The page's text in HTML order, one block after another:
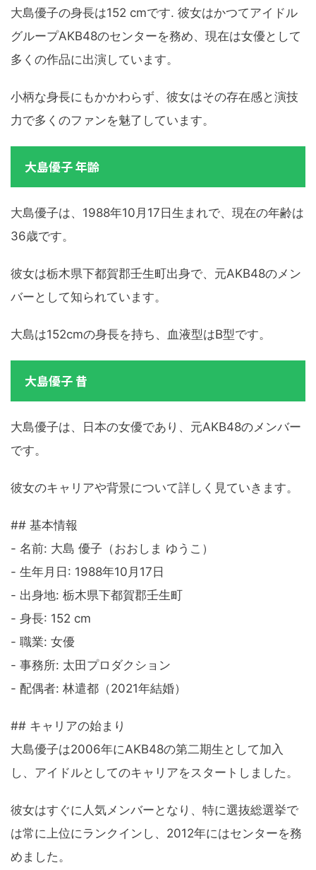
大島優子の身長は152 cmです. 彼女はかつてアイドル
グループAKB48のセンターを務め、現在は女優として
多くの作品に出演しています。
小柄な身長にもかかわらず、彼女はその存在感と演技
力で多くのファンを魅了しています。
大島優子 年齢
大島優子は、1988年10月17日生まれで、現在の年齢は
36歳です。
彼女は栃木県下都賀郡壬生町出身で、元AKB48のメン
バーとして知られています。
大島は152cmの身長を持ち、血液型はB型です。
大島優子 昔
大島優子は、日本の女優であり、元AKB48のメンバー
です。
彼女のキャリアや背景について詳しく見ていきます。
## 基本情報
- 名前: 大島 優子（おおしま ゆうこ）
- 生年月日: 1988年10月17日
- 出身地: 栃木県下都賀郡壬生町
- 身長: 152 cm
- 職業: 女優
- 事務所: 太田プロダクション
- 配偶者: 林遣都（2021年結婚）
## キャリアの始まり
大島優子は2006年にAKB48の第二期生として加入
し、アイドルとしてのキャリアをスタートしました。
彼女はすぐに人気メンバーとなり、特に選抜総選挙で
は常に上位にランクインし、2012年にはセンターを務
めました。